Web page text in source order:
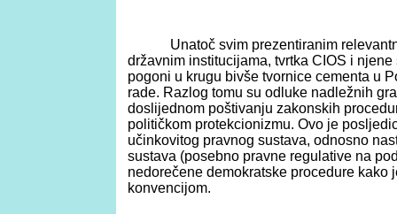
Unatoč svim prezentiranim
državnim institucijama, tvrtka CIOS i
pogoni u krugu bivše tvornice cementa u
rade. Razlog tomu su odluke nadležnih
doslijednom poštivanju zakonskih
političkom protekcionizmu. Ovo je
učinkovitog pravnog sustava, odnosno
sustava (posebno pravne regulative na
nedorečene demokratske procedure kako
konvencijom.